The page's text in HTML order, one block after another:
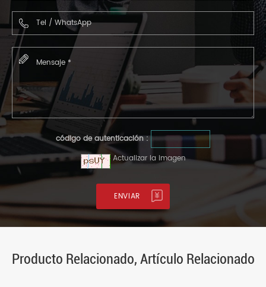
código de autenticación :
Actualizar la imagen
Producto Relacionado, Artículo Relacionado